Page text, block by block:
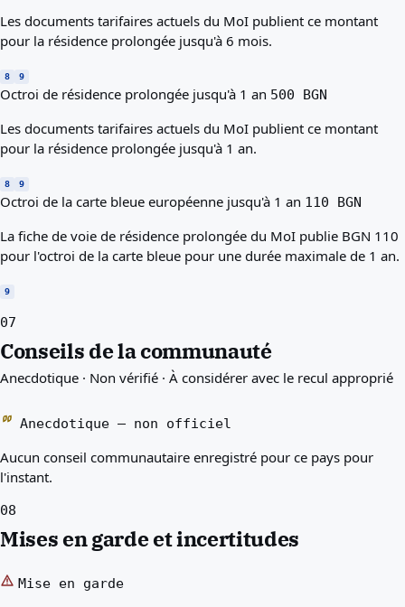
Les documents tarifaires actuels du MoI publient ce montant
pour la résidence prolongée jusqu'à 6 mois.
8 9
Octroi de résidence prolongée jusqu'à 1 an 500 BGN
Les documents tarifaires actuels du MoI publient ce montant
pour la résidence prolongée jusqu'à 1 an.
8 9
Octroi de la carte bleue européenne jusqu'à 1 an 110 BGN
La fiche de voie de résidence prolongée du MoI publie BGN 110
pour l'octroi de la carte bleue pour une durée maximale de 1 an.
9
07
Conseils de la communauté
Anecdotique · Non vérifié · À considérer avec le recul approprié
Anecdotique — non officiel
Aucun conseil communautaire enregistré pour ce pays pour
l'instant.
08
Mises en garde et incertitudes
Mise en garde